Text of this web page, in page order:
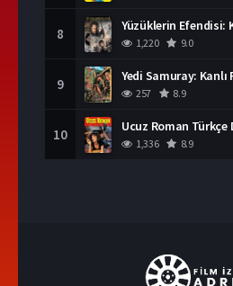
8 Yüzüklerin Efendisi:
1,220 9.0
9
257 8.9
10 Ucuz Roman Türkçe
1,336 8.9